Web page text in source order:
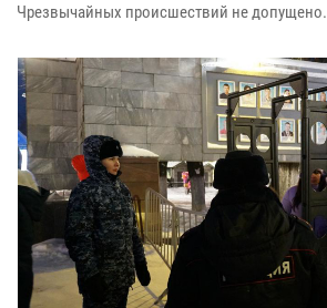
Чрезвычайных происшествий не допущено.